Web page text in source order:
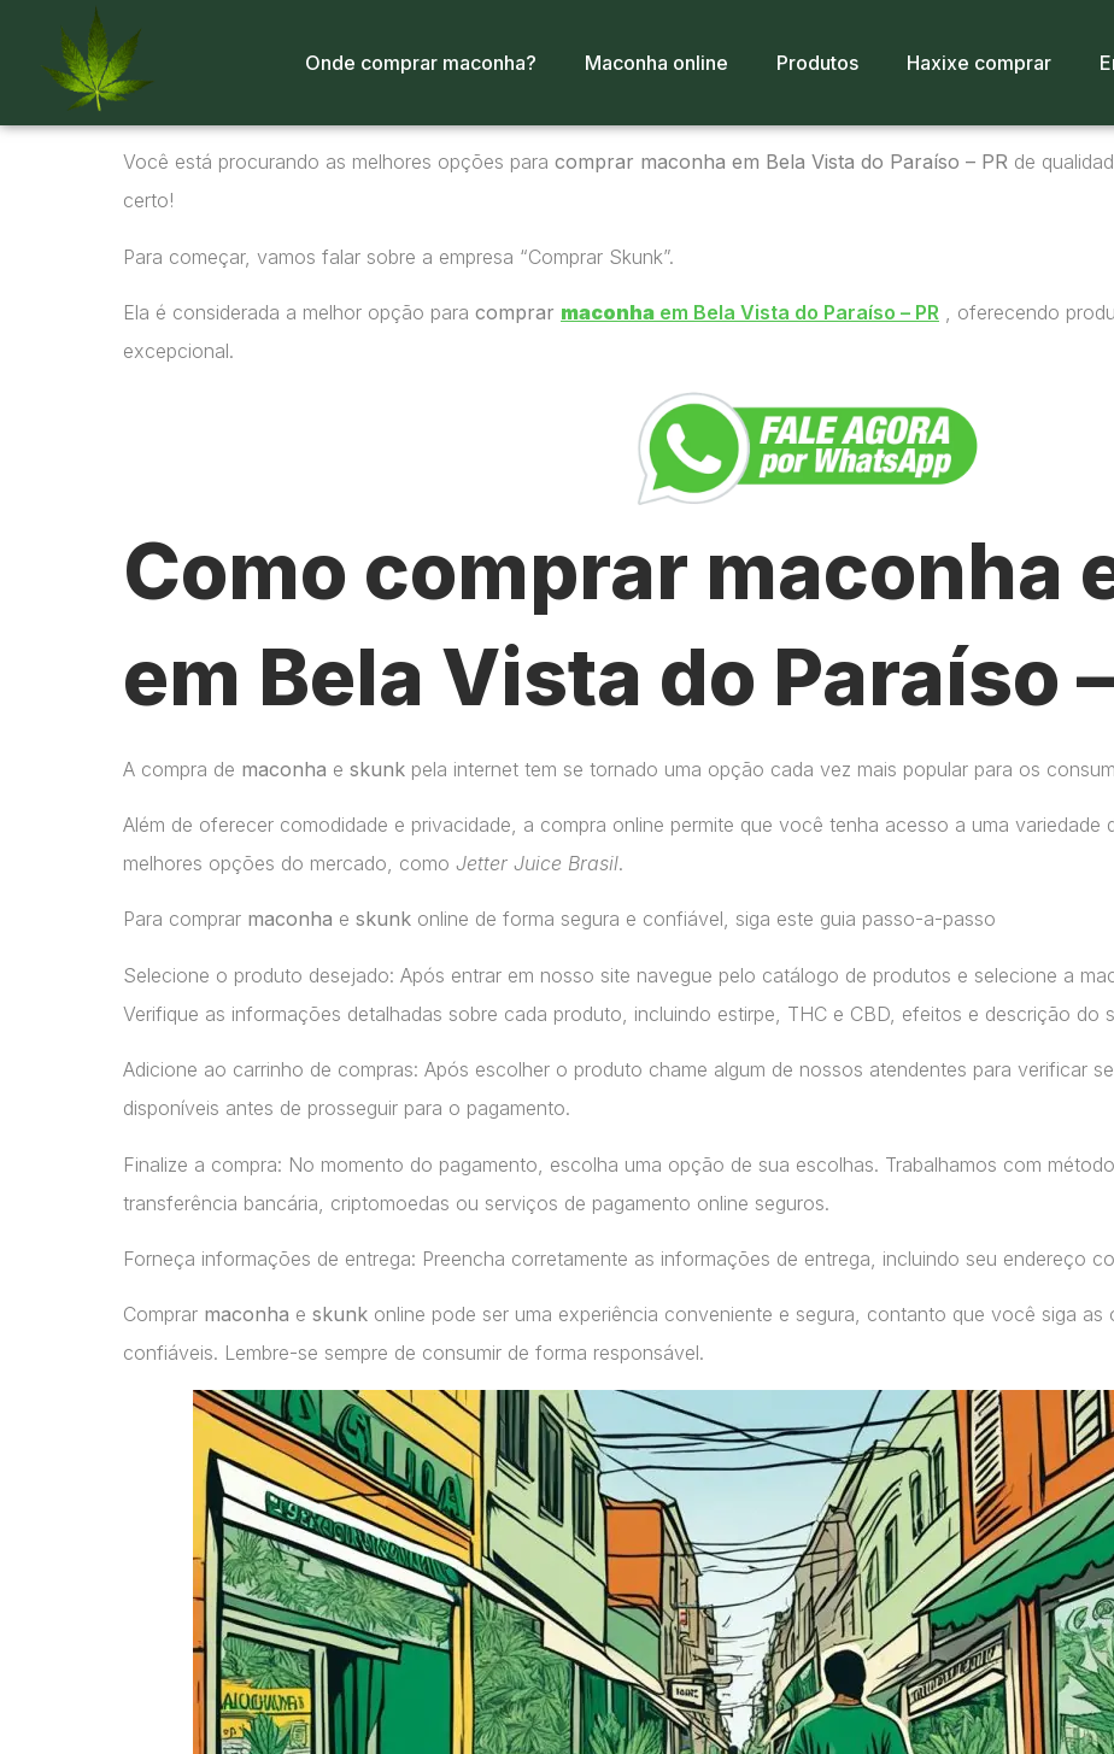
Onde comprar maconha? Maconha online Produtos Haxixe comprar
Você está procurando as melhores opções para comprar maconha em Bela Vista do Paraíso – PR de
certo!
Para começar, vamos falar sobre a empresa “Comprar Skunk”.
Ela é considerada a melhor opção para comprar maconha em Bela Vista do Paraíso – PR , oferecendo
excepcional.
Como comprar maconha
em Bela Vista do Paraíso
A compra de maconha e skunk pela internet tem se tornado uma opção cada vez mais popular para os
Além de oferecer comodidade e privacidade, a compra online permite que você tenha acesso a uma variedade
melhores opções do mercado, como Jetter Juice Brasil.
Para comprar maconha e skunk online de forma segura e confiável, siga este guia passo-a-passo
Selecione o produto desejado: Após entrar em nosso site navegue pelo catálogo de produtos e selecione a
Verifique as informações detalhadas sobre cada produto, incluindo estirpe, THC e CBD, efeitos e descrição do
Adicione ao carrinho de compras: Após escolher o produto chame algum de nossos atendentes para verificar
disponíveis antes de prosseguir para o pagamento.
Finalize a compra: No momento do pagamento, escolha uma opção de sua escolhas. Trabalhamos com
transferência bancária, criptomoedas ou serviços de pagamento online seguros.
Forneça informações de entrega: Preencha corretamente as informações de entrega, incluindo seu endereço
Comprar maconha e skunk online pode ser uma experiência conveniente e segura, contanto que você siga
confiáveis. Lembre-se sempre de consumir de forma responsável.